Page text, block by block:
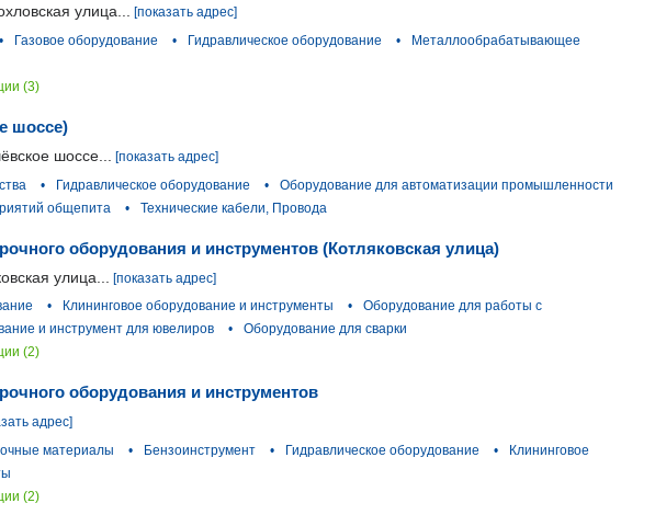
улица...
[показать адрес]
• Газовое оборудование • Гидравлическое оборудование •
Металлообрабатывающее
(3)
шоссе)
шоссе...
[показать адрес]
• Гидравлическое оборудование •
Оборудование для автоматизации промышленности
общепита • Технические кабели, Провода
оборудования и инструментов (Котляковская улица)
улица...
[показать адрес]
• Клининговое оборудование и инструменты •
Оборудование для работы с
и инструмент для ювелиров •
Оборудование для сварки
(2)
оборудования и инструментов
адрес]
материалы • Бензоинструмент • Гидравлическое оборудование •
Клининговое
(2)